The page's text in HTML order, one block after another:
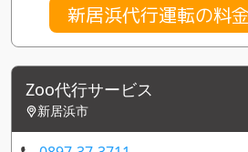
新居浜代行運転の料
Zoo代行サービス
新居浜市